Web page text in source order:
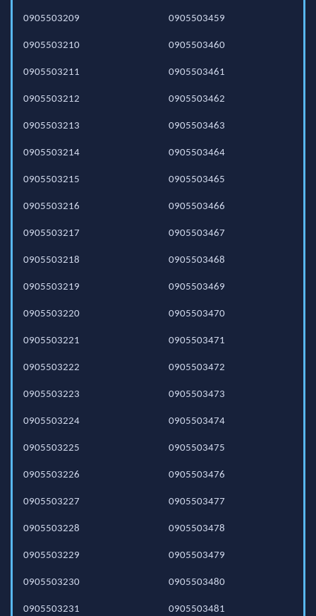
0905503209
0905503210
0905503211
0905503212
0905503213
0905503214
0905503215
0905503216
0905503217
0905503218
0905503219
0905503220
0905503221
0905503222
0905503223
0905503224
0905503225
0905503226
0905503227
0905503228
0905503229
0905503230
0905503231
0905503459
0905503460
0905503461
0905503462
0905503463
0905503464
0905503465
0905503466
0905503467
0905503468
0905503469
0905503470
0905503471
0905503472
0905503473
0905503474
0905503475
0905503476
0905503477
0905503478
0905503479
0905503480
0905503481